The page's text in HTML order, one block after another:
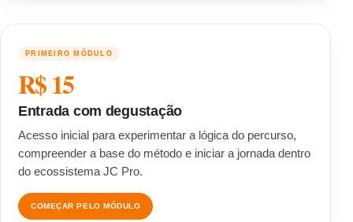
PRIMEIRO MÓDULO
R$ 15
Entrada com degustação
Acesso inicial para experimentar a lógica do percurso,
compreender a base do método e iniciar a jornada dentro
do ecossistema JC Pro.
COMEÇAR PELO MÓDULO